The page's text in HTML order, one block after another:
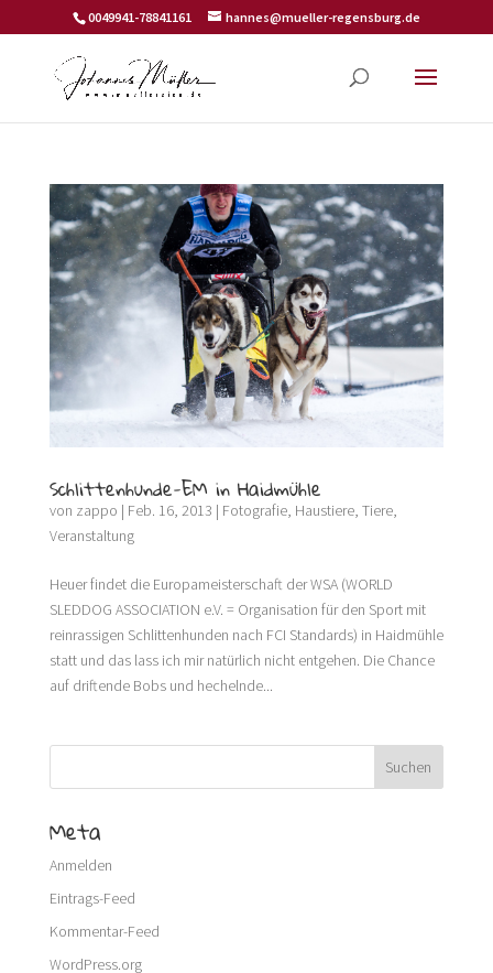
0049941-78841161 hannes@mueller-regensburg.de
Schlittenhunde-EM in Haidmühle
von zappo | Feb. 16, 2013 | Fotografie, Haustiere, Tiere,
Veranstaltung
Heuer findet die Europameisterschaft der WSA (WORLD
SLEDDOG ASSOCIATION e.V. = Organisation für den Sport mit
reinrassigen Schlittenhunden nach FCI Standards) in Haidmühle
statt und das lass ich mir natürlich nicht entgehen. Die Chance
auf driftende Bobs und hechelnde...
Meta
Anmelden
Eintrags-Feed
Kommentar-Feed
WordPress.org